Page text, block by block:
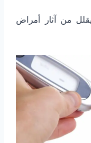
من آثار أمراض